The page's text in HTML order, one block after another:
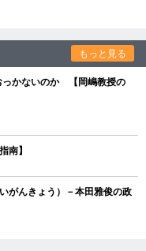
もっと見る
っかないのか 【岡嶋教授の
南】
がんきょう）－本田雅俊の政